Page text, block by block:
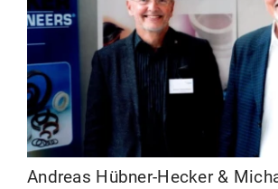
Andreas Hübner-Hecker &